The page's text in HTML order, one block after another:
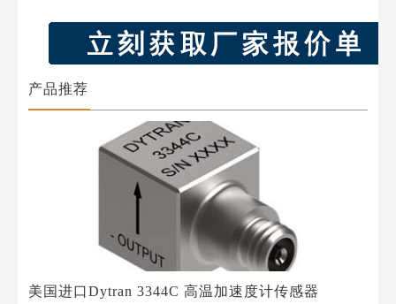
产品推荐
美国进口Dytran 3344C 高温加速度计传感器